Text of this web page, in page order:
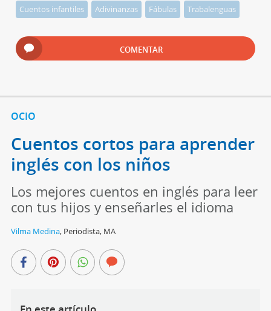
Cuentos infantiles Adivinanzas Fábulas Trabalenguas
COMENTAR
OCIO
Cuentos cortos para aprender
inglés con los niños
Los mejores cuentos en inglés para leer
con tus hijos y enseñarles el idioma
Vilma Medina, Periodista, MA